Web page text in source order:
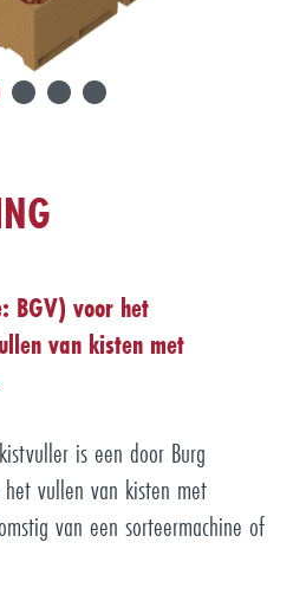
BGV) voor het
van kisten met
is een door Burg
vullen van kisten met
van een sorteermachine of